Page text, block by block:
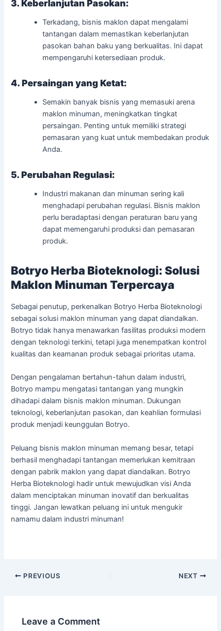
3. Keberlanjutan Pasokan:
Terkadang, bisnis maklon dapat mengalami
tantangan dalam memastikan keberlanjutan
pasokan bahan baku yang berkualitas. Ini dapat
mempengaruhi ketersediaan produk.
4. Persaingan yang Ketat:
Semakin banyak bisnis yang memasuki arena
maklon minuman, meningkatkan tingkat
persaingan. Penting untuk memiliki strategi
pemasaran yang kuat untuk membedakan produk
Anda.
5. Perubahan Regulasi:
Industri makanan dan minuman sering kali
menghadapi perubahan regulasi. Bisnis maklon
perlu beradaptasi dengan peraturan baru yang
dapat memengaruhi produksi dan pemasaran
produk.
Botryo Herba Bioteknologi: Solusi
Maklon Minuman Terpercaya
Sebagai penutup, perkenalkan Botryo Herba Bioteknologi
sebagai solusi maklon minuman yang dapat diandalkan.
Botryo tidak hanya menawarkan fasilitas produksi modern
dengan teknologi terkini, tetapi juga menempatkan kontrol
kualitas dan keamanan produk sebagai prioritas utama.
Dengan pengalaman bertahun-tahun dalam industri,
Botryo mampu mengatasi tantangan yang mungkin
dihadapi dalam bisnis maklon minuman. Dukungan
teknologi, keberlanjutan pasokan, dan keahlian formulasi
produk menjadi keunggulan Botryo.
Peluang bisnis maklon minuman memang besar, tetapi
berhasil menghadapi tantangan memerlukan kemitraan
dengan pabrik maklon yang dapat diandalkan. Botryo
Herba Bioteknologi hadir untuk mewujudkan visi Anda
dalam menciptakan minuman inovatif dan berkualitas
tinggi. Jangan lewatkan peluang ini untuk mengukir
namamu dalam industri minuman!
PREVIOUS NEXT
Leave a Comment